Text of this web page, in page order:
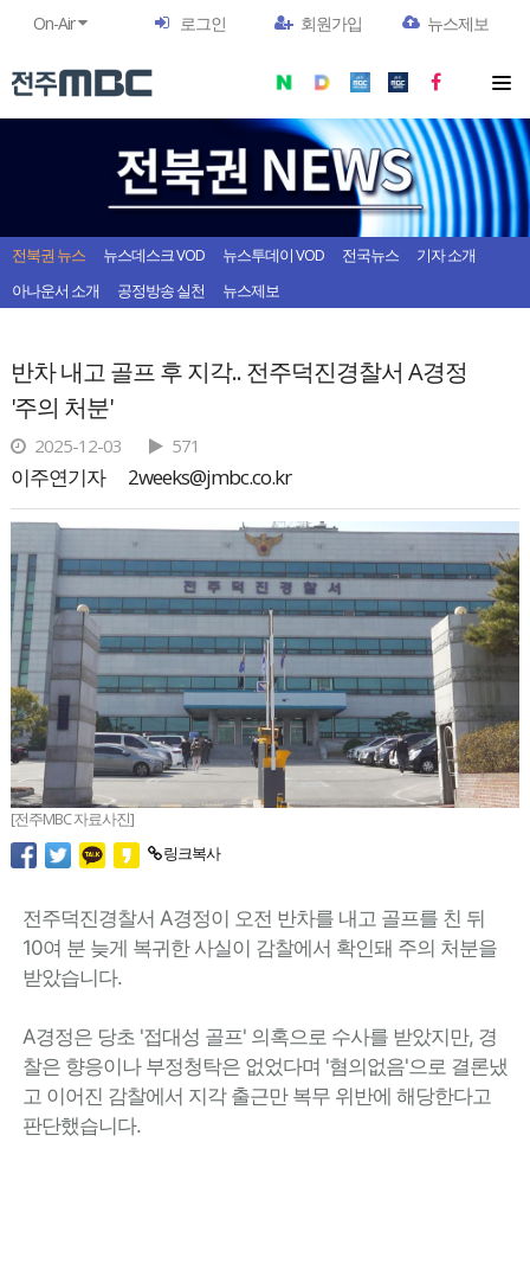
On-Air 로그인 회원가입 뉴스제보
전북권 뉴스 뉴스데스크 VOD 뉴스투데이 VOD 전국뉴스
기자 소개
아나운서 소개
공정방송 실천 뉴스제보
반차 내고 골프 후 지각.. 전주덕진경찰서 A경정
'주의 처분'
2025-12-03 571
이주연기자 2weeks@jmbc.co.kr
[전주MBC 자료사진]
링크복사
전주덕진경찰서 A경정이 오전 반차를 내고 골프를 친 뒤
10여 분 늦게 복귀한 사실이 감찰에서 확인돼 주의 처분을
받았습니다.
A경정은 당초 '접대성 골프' 의혹으로 수사를 받았지만, 경
찰은 향응이나 부정청탁은 없었다며 '혐의없음'으로 결론냈
고 이어진 감찰에서 지각 출근만 복무 위반에 해당한다고
판단했습니다.